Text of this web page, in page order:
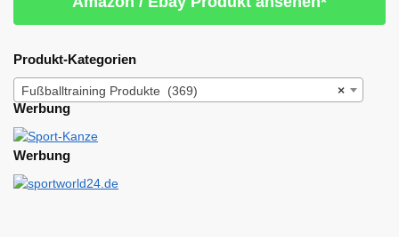
Produkt-Kategorien
×
Fußballtraining Produkte (369)
Werbung
Werbung